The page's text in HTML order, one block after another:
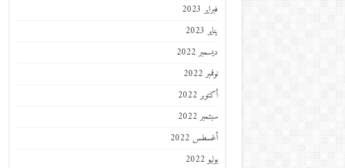
فبراير 2023
يناير 2023
ديسمبر 2022
نوفمبر 2022
أكتوبر 2022
سبتمبر 2022
أغسطس 2022
يوليو 2022